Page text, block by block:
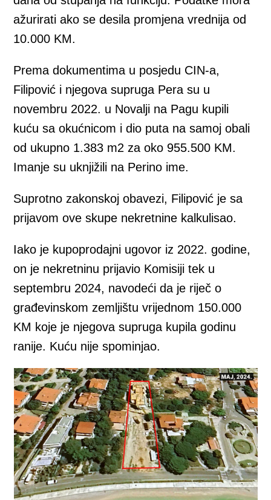
ažurirati ako se desila promjena vrednija od
10.000 KM.
Prema dokumentima u posjedu CIN-a,
Filipović i njegova supruga Pera su u
novembru 2022. u Novalji na Pagu kupili
kuću sa okućnicom i dio puta na samoj obali
od ukupno 1.383 m2 za oko 955.500 KM.
Imanje su uknjižili na Perino ime.
Suprotno zakonskoj obavezi, Filipović je sa
prijavom ove skupe nekretnine kalkulisao.
Iako je kupoprodajni ugovor iz 2022. godine,
on je nekretninu prijavio Komisiji tek u
septembru 2024, navodeći da je riječ o
građevinskom zemljištu vrijednom 150.000
KM koje je njegova supruga kupila godinu
ranije. Kuću nije spominjao.